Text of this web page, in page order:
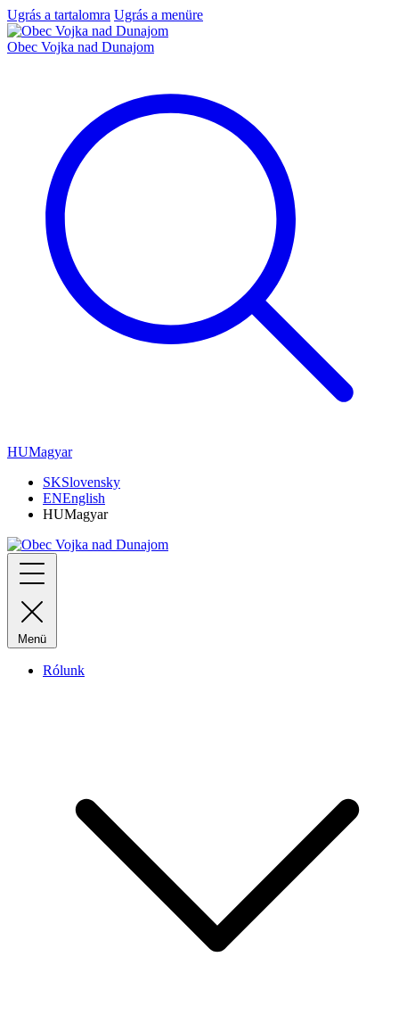
Ugrás a tartalomra Ugrás a menüre
Obec Vojka nad Dunajom
HUMagyar
SKSlovensky
ENEnglish
HUMagyar
Menü
Rólunk